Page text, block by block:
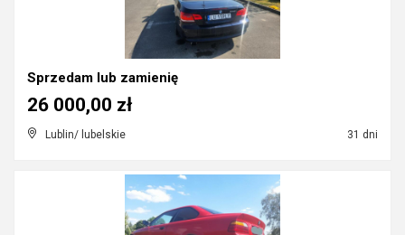
Sprzedam lub zamienię
Lublin/ lubelskie 31 dni
26 000,00 zł